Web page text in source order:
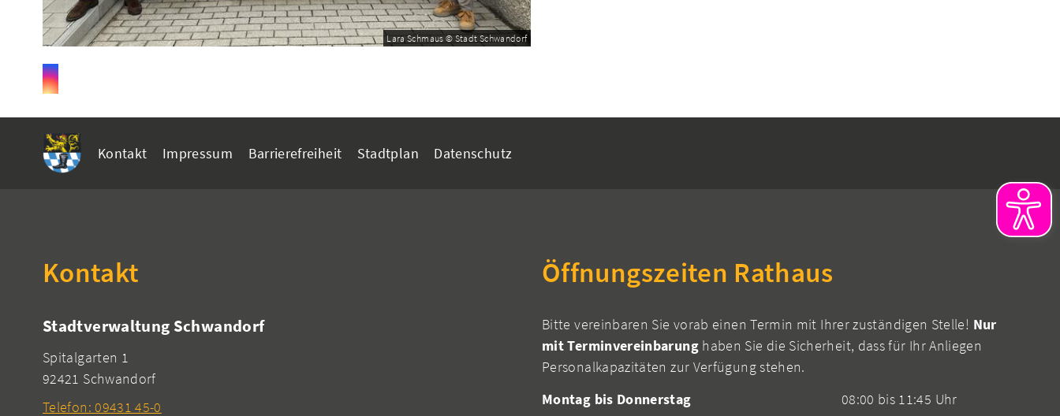
Lara Schmaus © Stadt Schwandorf
Kontakt Impressum Barrierefreiheit Stadtplan Datenschutz
Kontakt
Stadtverwaltung Schwandorf
Spitalgarten 1
92421 Schwandorf
Telefon: 09431 45-0
Öffnungszeiten Rathaus
Bitte vereinbaren Sie vorab einen Termin mit Ihrer zuständigen Stelle! Nur
mit Terminvereinbarunghaben Sie die Sicherheit, dass für Ihr Anliegen
Personalkapazitäten zur Verfügung stehen.
Montag bis Donnerstag
08:00 bis 11:45 Uhr